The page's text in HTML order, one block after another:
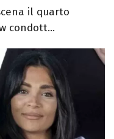
il quarto
condott...